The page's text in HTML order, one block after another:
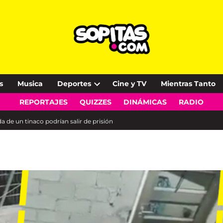
Musica Deportes
Open
dropdown
Cine y TV Mientras Tanto
REPORTAJES QUIZZES DINÁMICAS RADIO
de un tinaco podrían salir de prisión